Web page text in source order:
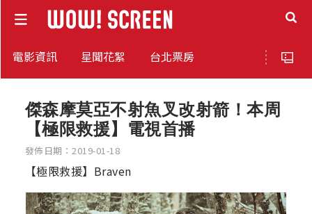
電影資訊 星聞花絮 台北票房
傑森摩莫亞不射魚叉改射箭！本周
【極限救援】電視首播
發佈日期：2019-01-18
【極限救援】Braven